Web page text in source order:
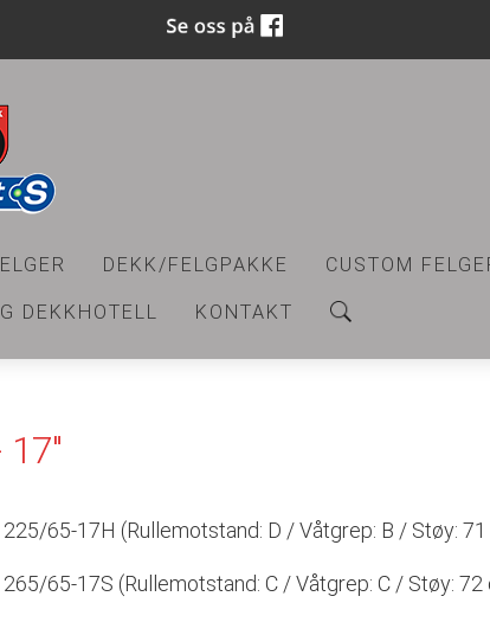
DEKK/FELGPAKKE CUSTOM
DEKKHOTELL KONTAKT
17"
225/65-17H (Rullemotstand: D / Våtgrep: B / Støy:
265/65-17S (Rullemotstand: C / Våtgrep: C / Støy: 72